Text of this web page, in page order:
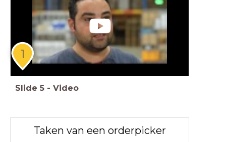
1
Slide 5 - Video
Taken van een orderpicker